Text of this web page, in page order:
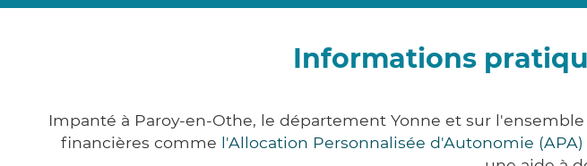
Informations
Impanté à Paroy-en-Othe, le département Yonne et sur
financières comme l'Allocation Personnalisée d'Autonomie (APA)